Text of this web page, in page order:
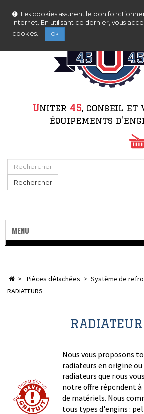
Uniter 45, conseil et
équipements
Rechercher
MENU
Les cookies assurent le bon
Internet. En utilisant ce dernier, vous
cookies.
OK
> pièces détachées > système de
RADIATEURS
Nous vous proposons
radiateurs en origine ou
radiateurs que nous
notre offre répondent à
de matériels. Nous
tous types d'engins :